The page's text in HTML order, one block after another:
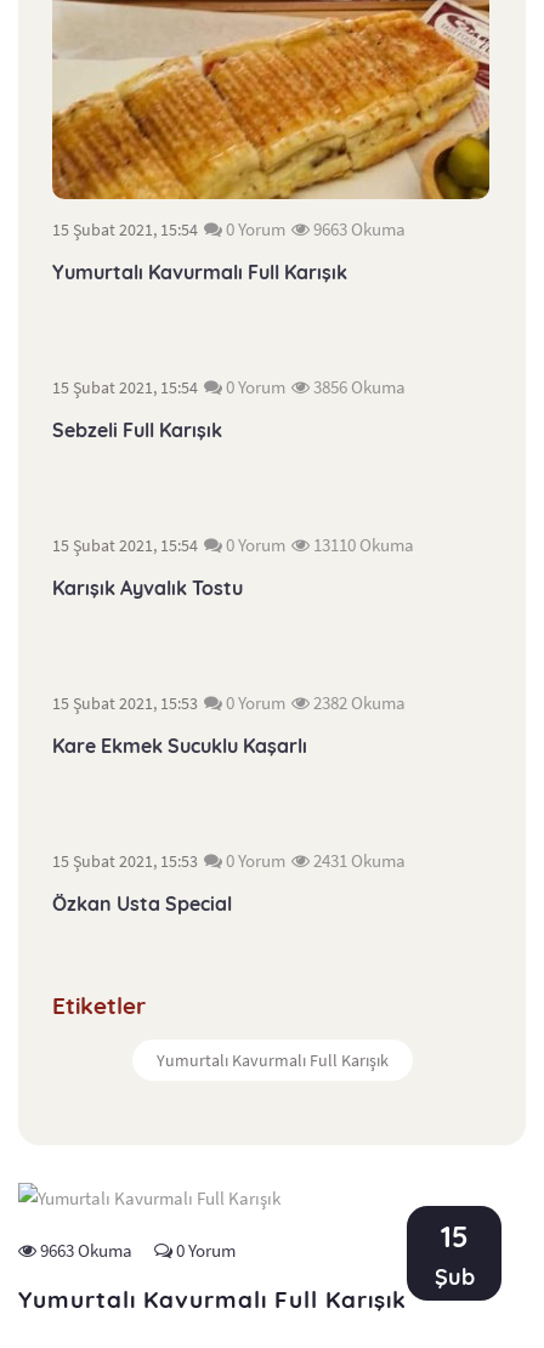
15 Şubat 2021, 15:54 0 Yorum 9663 Okuma
Yumurtalı Kavurmalı Full Karışık
15 Şubat 2021, 15:54 0 Yorum 3856 Okuma
Sebzeli Full Karışık
15 Şubat 2021, 15:54 0 Yorum 13110 Okuma
Karışık Ayvalık Tostu
15 Şubat 2021, 15:53 0 Yorum 2382 Okuma
Kare Ekmek Sucuklu Kaşarlı
15 Şubat 2021, 15:53 0 Yorum 2431 Okuma
Özkan Usta Special
Etiketler
Yumurtalı Kavurmalı Full Karışık
15
Şub
9663 Okuma 0 Yorum
Yumurtalı Kavurmalı Full Karışık